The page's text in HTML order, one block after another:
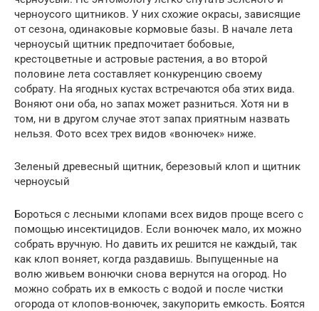
черноусого щитников. У них схожие окрасы, зависящие
от сезона, одинаковые кормовые базы. В начале лета
черноусый щитник предпочитает бобовые,
крестоцветные и астровые растения, а во второй
половине лета составляет конкуренцию своему
собрату. На ягодных кустах встречаются оба этих вида.
Воняют они оба, но запах может разниться. Хотя ни в
том, ни в другом случае этот запах приятным назвать
нельзя. Фото всех трех видов «вонючек» ниже.
Зеленый древесный щитник, березовый клоп и щитник
черноусый
Бороться с лесными клопами всех видов проще всего с
помощью инсектицидов. Если вонючек мало, их можно
собрать вручную. Но давить их решится не каждый, так
как клоп воняет, когда раздавишь. Выпущенные на
волю живьем вонючки снова вернутся на огород. Но
можно собрать их в емкость с водой и после чистки
огорода от клопов-вонючек, закупорить емкость. Боятся